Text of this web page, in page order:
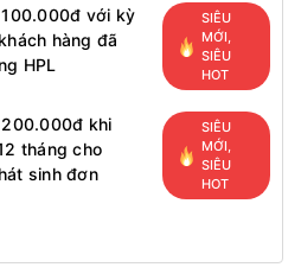
100.000đ với kỳ
hàng đã
HPL
SIÊU
MỚI,
SIÊU
HOT
200.000đ khi
tháng cho
sinh đơn
SIÊU
MỚI,
SIÊU
HOT